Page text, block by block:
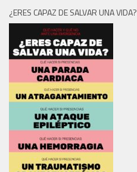
¿ERES CAPAZ DE SALVAR UNA VIDA?